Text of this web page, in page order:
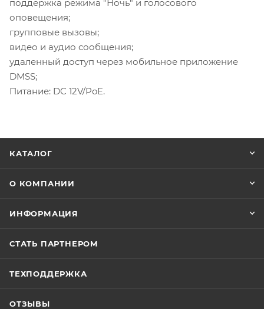
поддержка режима "Ночь" и голосового
оповещения;
групповые вызовы;
видео и аудио сообщения;
удаленный доступ через мобильное приложение
DMSS;
Питание: DC 12V/PoE.
КАТАЛОГ
О КОМПАНИИ
ИНФОРМАЦИЯ
СТАТЬ ПАРТНЕРОМ
ТЕХПОДДЕРЖКА
ОТЗЫВЫ